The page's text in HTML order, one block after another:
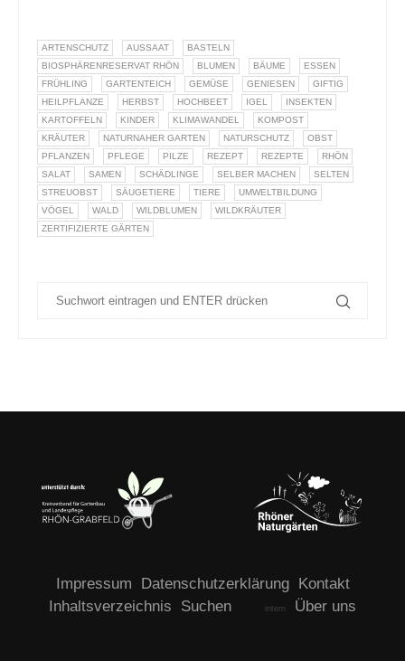
ARTENSCHUTZ AUSSAAT
BASTELN
BIOSPHÄRENRESERVAT RHÖN
BLUMEN BÄUME
ESSEN
FRÜHLING
GARTENTEICH GEMÜSE GENIESEN
GIFTIG
HEILPFLANZE
HERBST HOCHBEET IGEL
INSEKTEN
KARTOFFELN
KINDER KLIMAWANDEL
KOMPOST
KRÄUTER
NATURNAHER GARTEN NATURSCHUTZ
OBST
PFLANZEN
PFLEGE PILZE REZEPT REZEPTE
RHÖN
SALAT
SAMEN SCHÄDLINGE SELBER MACHEN
SELTEN
STREUOBST
SÄUGETIERE TIERE
UMWELTBILDUNG
VÖGEL
WALD WILDBLUMEN
WILDKRÄUTER
ZERTIFIZIERTE GÄRTEN
Impressum Datenschutzerklärung
Kontakt
Inhaltsverzeichnis
Suchen intern Über uns